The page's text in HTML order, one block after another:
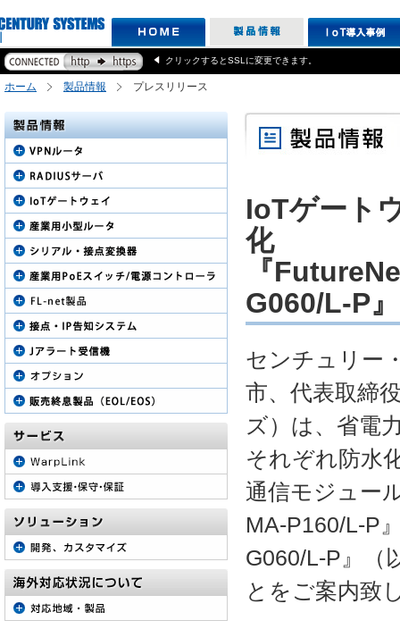
クリックするとSSLに変更できます。
ホーム 製品情報 プレスリリース
IoTゲート
化
『
G060/L-P
センチュリー
市、代表取締
ズ）は、省電
それぞれ防水
通信モジュー
MA-P160/L-P
G060/L-P』（
とをご案内致